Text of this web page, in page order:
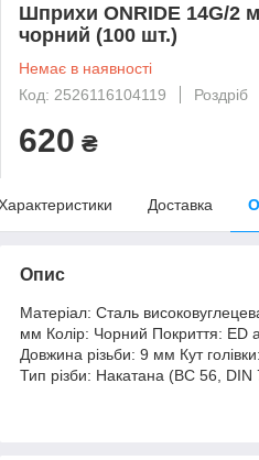
Шприхи ONRIDE 14G/2
чорний (100 шт.)
Немає в наявності
Код: 2526116104119
Роздріб
620 ₴
Доставка
Опис
Матеріал: Сталь
мм Колір: Чорний Покриття: ED
Довжина різьби: 9 мм Кут
Тип різби: Накатана (BC 56, DIN